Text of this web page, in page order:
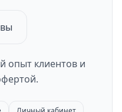
опыт клиентов и